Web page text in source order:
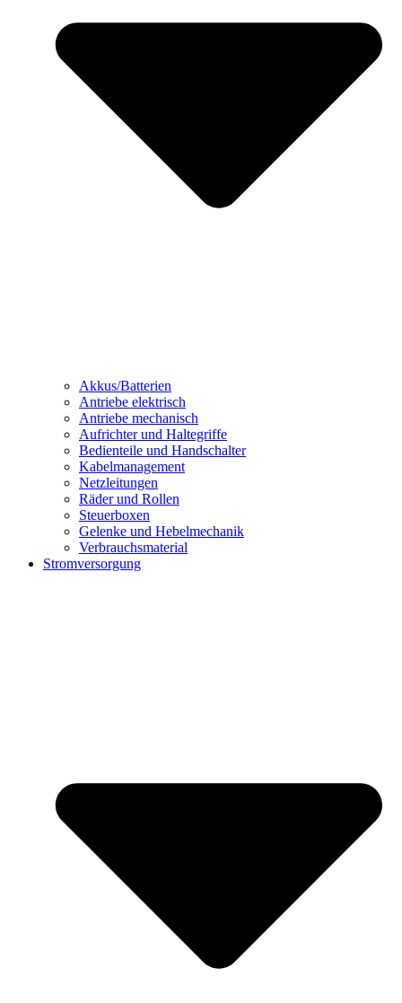
Akkus/Batterien
Antriebe elektrisch
Antriebe mechanisch
Aufrichter und Haltegriffe
Bedienteile und Handschalter
Kabelmanagement
Netzleitungen
Räder und Rollen
Steuerboxen
Gelenke und Hebelmechanik
Verbrauchsmaterial
Stromversorgung